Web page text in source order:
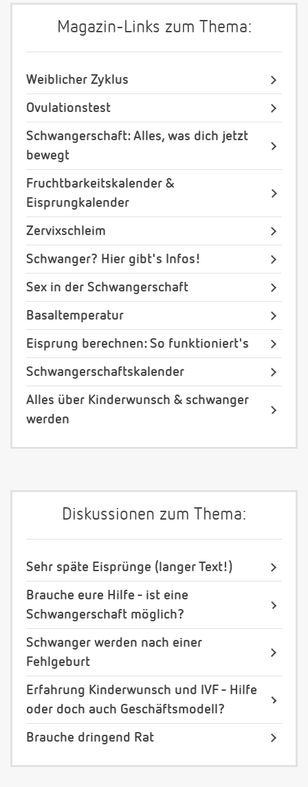
Magazin-Links zum Thema:
Weiblicher Zyklus
Ovulationstest
Schwangerschaft: Alles, was dich jetzt
bewegt
Fruchtbarkeitskalender &
Eisprungkalender
Zervixschleim
Schwanger? Hier gibt's Infos!
Sex in der Schwangerschaft
Basaltemperatur
Eisprung berechnen: So funktioniert's
Schwangerschaftskalender
Alles über Kinderwunsch & schwanger
werden
Diskussionen zum Thema:
Sehr späte Eisprünge (langer Text!)
Brauche eure Hilfe - ist eine
Schwangerschaft möglich?
Schwanger werden nach einer
Fehlgeburt
Erfahrung Kinderwunsch und IVF - Hilfe
oder doch auch Geschäftsmodell?
Brauche dringend Rat